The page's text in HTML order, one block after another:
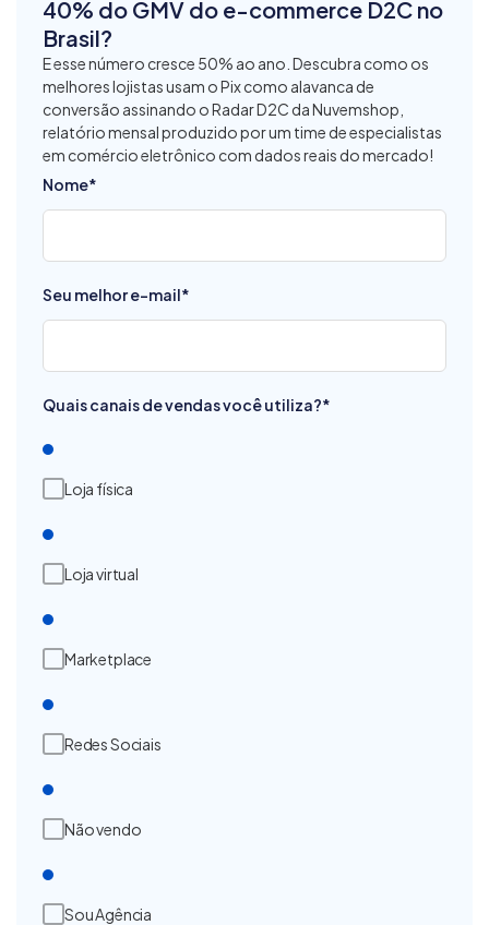
40% do GMV do e-commerce D2C no
Brasil?
E esse número cresce 50% ao ano. Descubra como os
melhores lojistas usam o Pix como alavanca de
conversão assinando o Radar D2C da Nuvemshop,
relatório mensal produzido por um time de especialistas
em comércio eletrônico com dados reais do mercado!
Nome*
Seu melhor e-mail*
Quais canais de vendas você utiliza?*
Loja física
Loja virtual
Marketplace
Redes Sociais
Não vendo
Sou Agência